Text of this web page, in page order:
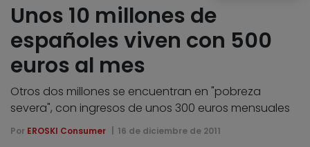
Unos 10 millones de
españoles viven con 500
euros al mes
Otros dos millones se encuentran en "pobreza
severa", con ingresos de unos 300 euros mensuales
Por EROSKI Consumer 16 de diciembre de 2011